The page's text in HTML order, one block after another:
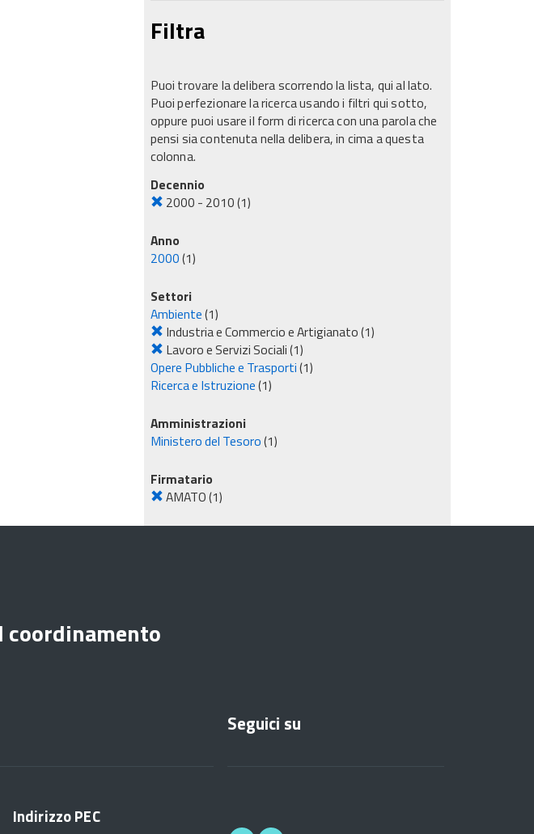
Filtra
Puoi trovare la delibera scorrendo la lista, qui al lato.
Puoi perfezionare la ricerca usando i filtri qui sotto,
oppure puoi usare il form di ricerca con una parola che
pensi sia contenuta nella delibera, in cima a questa
colonna.
Decennio
2000 - 2010(1)
Anno
2000(1)
Settori
Ambiente(1)
Industria e Commercio e Artigianato(1)
Lavoro e Servizi Sociali(1)
Opere Pubbliche e Trasporti(1)
Ricerca e Istruzione(1)
Amministrazioni
Ministero del Tesoro(1)
Firmatario
AMATO(1)
coordinamento
Indirizzo PEC
Seguici su